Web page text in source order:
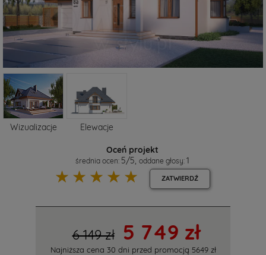
Wizualizacje Elewacje
Oceń projekt
średnia ocen: 5/5 oddane głosy: 1
☆
☆
☆
☆
☆ ZATWIERDŹ
6 149 zł 5 749 zł
Najniższa cena 30 dni przed promocją 5649 zł